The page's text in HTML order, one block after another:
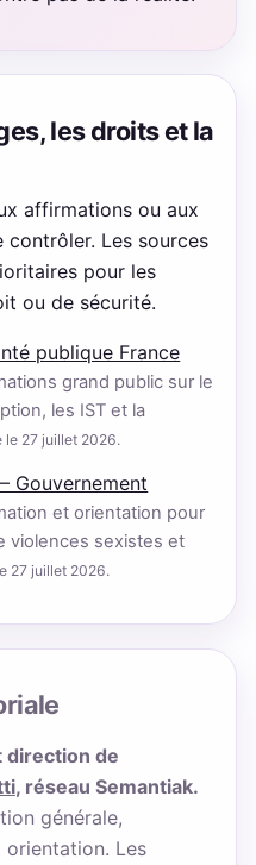
les droits et la
affirmations ou aux
contrôler. Les sources
pour les
ou de sécurité.
publique France
grand public sur le
les IST et la
le 27 juillet 2026.
Gouvernement
et orientation pour
violences sexistes et
27 juillet 2026.
direction de
, réseau Semantiak.
générale,
Les